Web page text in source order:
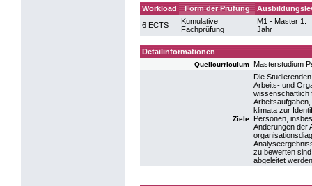
Workload Form der Prüfung
6 ECTS
Kumulative
Fachprüfung
M1 - Master 1.
Jahr
Detailinformationen
Quellcurriculum Masterstudium
Ziele
Die
Arbeits- und
wissenschaftlich
klimata zur
Personen,
Änderungen der
zu bewerten
abgeleitet